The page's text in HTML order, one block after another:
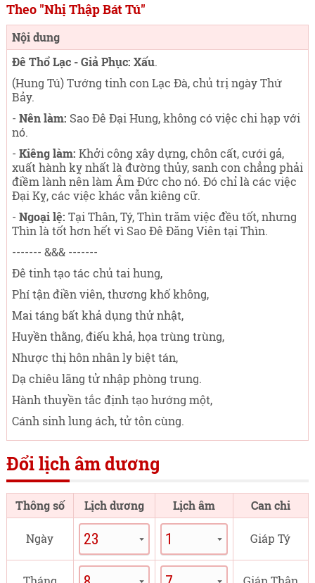
Theo "Nhị Thập Bát Tú"
Nội dung
Đê Thổ Lạc - Giả Phục: Xấu.
(Hung Tú) Tướng tinh con Lạc Đà, chủ trị ngày Thứ
Bảy.
- Nên làm: Sao Đê Đại Hung, không có việc chi hạp với
nó.
- Kiêng làm: Khởi công xây dựng, chôn cất, cưới gả,
xuất hành kỵ nhất là đường thủy, sanh con chẳng phải
điềm lành nên làm Âm Đức cho nó. Đó chỉ là các việc
Đại Kỵ, các việc khác vẫn kiêng cữ.
- Ngoại lệ: Tại Thân, Tý, Thìn trăm việc đều tốt, nhưng
Thìn là tốt hơn hết vì Sao Đê Đăng Viên tại Thìn.
------- &&& -------
Đê tinh tạo tác chủ tai hung,
Phí tận điền viên, thương khố không,
Mai táng bất khả dụng thử nhật,
Huyền thằng, điếu khả, họa trùng trùng,
Nhược thị hôn nhân ly biệt tán,
Dạ chiêu lãng tử nhập phòng trung.
Hành thuyền tắc định tạo hướng một,
Cánh sinh lung ách, tử tôn cùng.
Đổi lịch âm dương
Thông số Lịch dương Lịch âm Can chi
Ngày Giáp Tý